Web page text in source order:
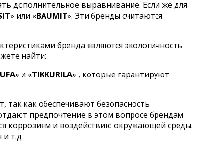
дополнительное выравнивание. Если же для
» или «BAUMIT». Эти бренды считаются
бренда являются экологичность
найти:
» и «TIKKURILA» , которые гарантируют
как обеспечивают безопасность
предпочтение в этом вопросе брендам
коррозиям и воздействию окружающей среды.
т.д.